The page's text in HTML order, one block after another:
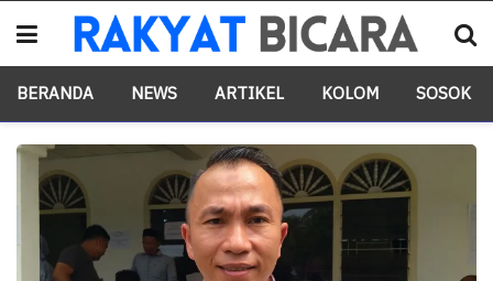
BERANDA NEWS ARTIKEL KOLOM SOSOK